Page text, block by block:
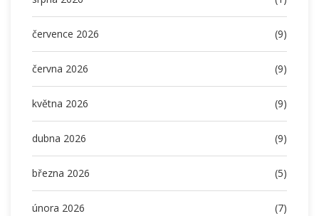
července 2026 (9)
června 2026 (9)
května 2026 (9)
dubna 2026 (9)
března 2026 (5)
února 2026 (7)